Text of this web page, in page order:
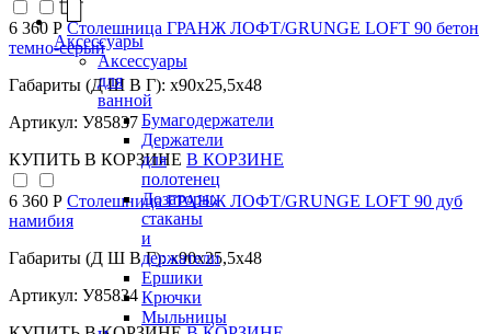
Аксессуары
Аксессуары
для
ванной
Бумагодержатели
Держатели
для
полотенец
Дозаторы,
стаканы
и
держатели
Ершики
Крючки
Мыльницы
6 360 Р Столешница ГРАНЖ ЛОФТ/GRUNGE LOFT 90 бетон
темно-серый
Габариты (Д Ш В Г): x90x25,5x48
Артикул: У85837
КУПИТЬ В КОРЗИНЕ В КОРЗИНЕ
6 360 Р Столешница ГРАНЖ ЛОФТ/GRUNGE LOFT 90 дуб
намибия
Габариты (Д Ш В Г): x90x25,5x48
Артикул: У85834